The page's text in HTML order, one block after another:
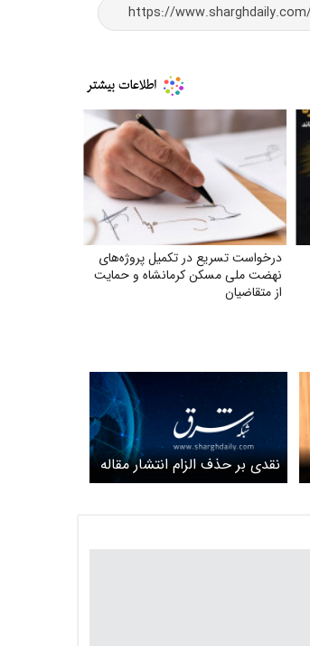
درخواست تسریع در تکمیل پروژه‌های
نهضت ملی مسکن کرمانشاه و حمایت
از متقاضیان
نقدی بر حذف الزام انتشار مقاله
برای دفاع دکتری